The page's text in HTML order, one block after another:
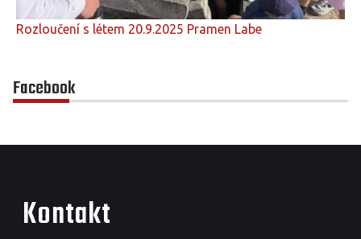
Rozloučení s létem 20.9.2025 Pramen Labe
Facebook
Kontakt